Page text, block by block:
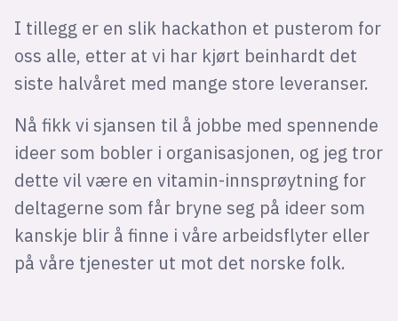
I tillegg er en slik hackathon et pusterom for
oss alle, etter at vi har kjørt beinhardt det
siste halvåret med mange store leveranser.
Nå fikk vi sjansen til å jobbe med spennende
ideer som bobler i organisasjonen, og jeg tror
dette vil være en vitamin-innsprøytning for
deltagerne som får bryne seg på ideer som
kanskje blir å finne i våre arbeidsflyter eller
på våre tjenester ut mot det norske folk.